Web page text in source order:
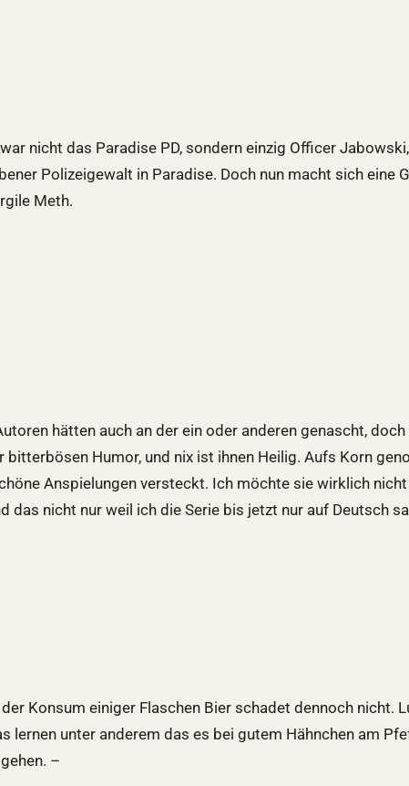
nicht das Paradise PD, sondern einzig Officer
Polizeigewalt in Paradise. Doch nun macht sich eine
Meth.
hätten auch an der ein oder anderen genascht,
Humor, und nix ist ihnen Heilig. Aufs Korn
Anspielungen versteckt. Ich möchte sie wirklich
nicht nur weil ich die Serie bis jetzt nur auf Deutsch
Konsum einiger Flaschen Bier schadet dennoch nicht.
lernen unter anderem das es bei gutem Hähnchen am
–